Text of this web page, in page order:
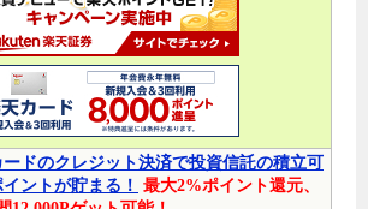
ドのクレジット決済で投資信託の積立可
ントが貯まる！ 最大2%ポイント還元、